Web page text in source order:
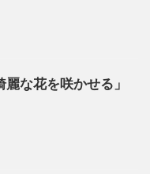
麗な花を咲かせる」